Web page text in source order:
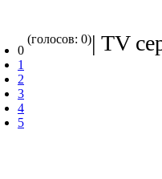
0
1
2
3
4
5
(голосов: 0)| TV